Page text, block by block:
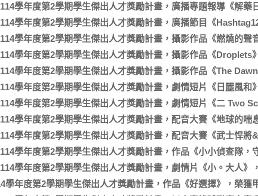
學年度第2學期學生傑出人才獎勵計畫，廣播專題報導《解藥
學年度第2學期學生傑出人才獎勵計畫，廣播節目《
學年度第2學期學生傑出人才獎勵計畫，攝影作品《燃燒的聲
學年度第2學期學生傑出人才獎勵計畫，攝影作品《Droplets
學年度第2學期學生傑出人才獎勵計畫，攝影作品《The
學年度第2學期學生傑出人才獎勵計畫，劇情短片《日麗風和
學年度第2學期學生傑出人才獎勵計畫，劇情短片《二 Two
學年度第2學期學生傑出人才獎勵計畫，配音大賽《地球的喘
學年度第2學期學生傑出人才獎勵計畫，配音大賽《武士悍將
學年度第2學期學生傑出人才獎勵計畫，作品《小小偵查隊，
學年度第2學期學生傑出人才獎勵計畫，劇情片《小。大人》
學年度第2學期學生傑出人才獎勵計畫，作品《好選擇》，榮獲